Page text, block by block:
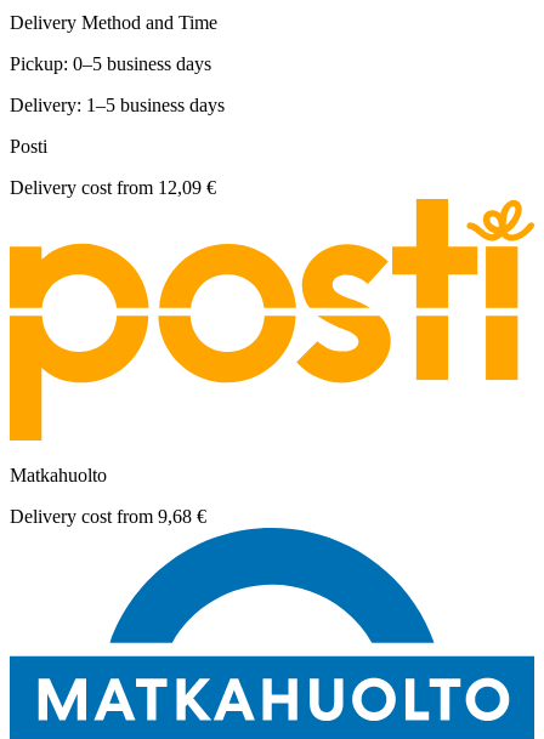
Delivery Method and Time
Pickup: 0–5 business days
Delivery: 1–5 business days
Posti
Delivery cost from 12,09 €
Matkahuolto
Delivery cost from 9,68 €